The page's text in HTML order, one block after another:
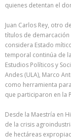
quienes detentan el
Juan Carlos Rey, otro
títulos de
considera Estado
temporal continúa de
Estudios Políticos y
Andes (ULA), Marco
como herramienta
que participaron en la
Desde la Maestría en
de la crisis
de hectáreas